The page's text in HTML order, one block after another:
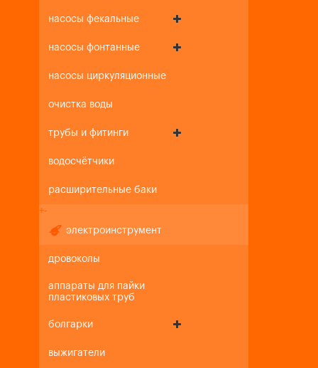
насосы фекальные
насосы фонтанные
насосы циркуляционные
очистка воды
трубы и фитинги
водосчётчики
расширительные баки
+-
электроинструмент
дровоколы
аппараты для пайки
пластиковых труб
болгарки
выжигатели